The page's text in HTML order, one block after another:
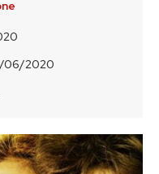
06/2020